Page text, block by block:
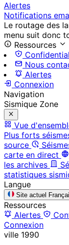
Alertes
Notifications
Le routage des
menu suit donc
Ressources
Nous
Alertes
Connexion
Navigation
Sismique Zone
Vue
Plus forts
source
carte en direct
les archives
statistiques
Langue
Site actuel
Ressources
Alertes
Connexion
ville 1990